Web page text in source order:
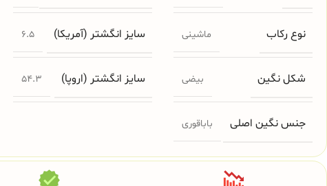
نوع رکاب ماشینی سایز انگشتر (آمریکا) 6.5
شکل نگین بیضی سایز انگشتر (اروپا) 54.3
جنس نگین اصلی باباقوری